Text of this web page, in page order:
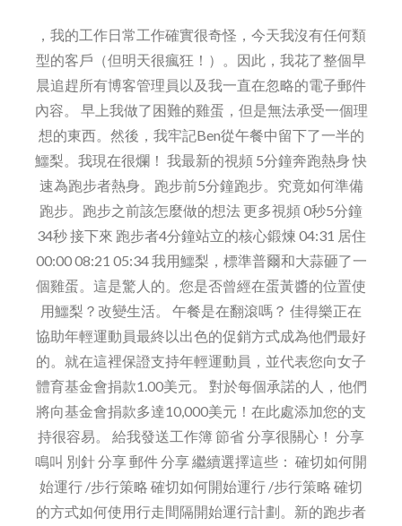
家
族
，我的工作日常工作確實很奇怪，今天我沒有任何類
型的客戶（但明天很瘋狂！）。因此，我花了整個早
晨追趕所有博客管理員以及我一直在忽略的電子郵件
內容。 早上我做了困難的雞蛋，但是無法承受一個理
想的東西。然後，我牢記Ben從午餐中留下了一半的
鱷梨。我現在很爛！ 我最新的視頻 5分鐘奔跑熱身 快
速為跑步者熱身。跑步前5分鐘跑步。究竟如何準備
跑步。跑步之前該怎麼做的想法 更多視頻 0秒5分鐘
34秒 接下來 跑步者4分鐘站立的核心鍛煉 04:31 居住
00:00 08:21 05:34 我用鱷梨，標準普爾和大蒜砸了一
個雞蛋。這是驚人的。您是否曾經在蛋黃醬的位置使
用鱷梨？改變生活。 午餐是在翻滾嗎？ 佳得樂正在
協助年輕運動員最終以出色的促銷方式成為他們最好
的。就在這裡保證支持年輕運動員，並代表您向女子
體育基金會捐款1.00美元。 對於每個承諾的人，他們
將向基金會捐款多達10,000美元！在此處添加您的支
持很容易。 給我發送工作簿 節省 分享很關心！ 分享
鳴叫 別針 分享 郵件 分享 繼續選擇這些： 確切如何開
始運行 /步行策略 確切如何開始運行 /步行策略 確切
的方式如何使用行走間隔開始運行計劃。新的跑步者